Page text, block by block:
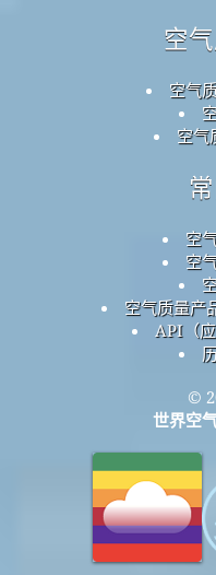
空
空气
空气
空
空
空气质量产
API（
©
世界空